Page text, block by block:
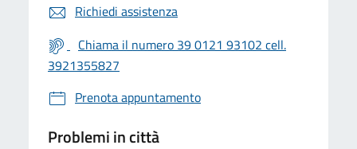
Richiedi assistenza
Chiama il numero 39 0121 93102 cell.
3921355827
Prenota appuntamento
Problemi in città